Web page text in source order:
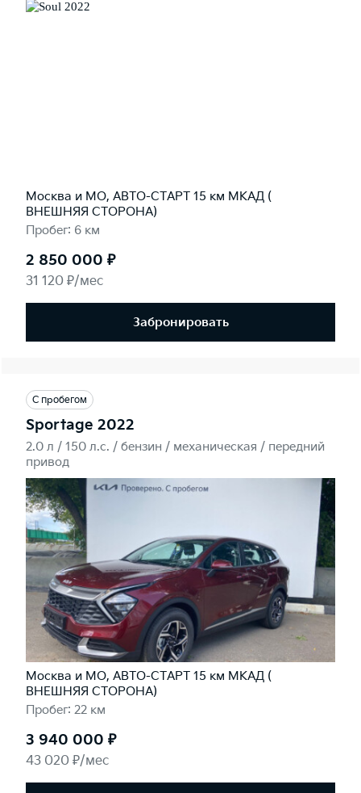
Москва и МО, АВТО-СТАРТ 15 км МКАД (
ВНЕШНЯЯ СТОРОНА)
Пробег: 6 км
2 850 000 ₽
31 120 ₽/мес
Забронировать
С пробегом
Sportage 2022
2.0 л / 150 л.c. / бензин / механическая / передний
привод
Москва и МО, АВТО-СТАРТ 15 км МКАД (
ВНЕШНЯЯ СТОРОНА)
Пробег: 22 км
3 940 000 ₽
43 020 ₽/мес